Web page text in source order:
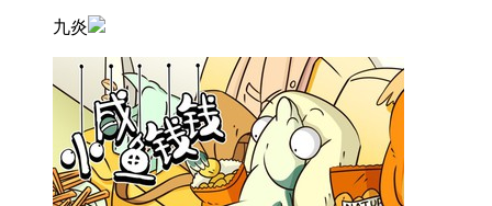
九炎